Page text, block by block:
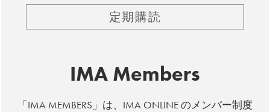
定期購読
IMA Members
「IMA MEMBERS」は、IMA ONLINE のメンバー制度